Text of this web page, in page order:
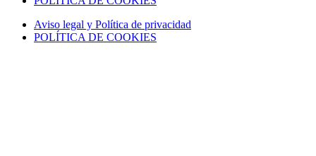
Aviso legal y Política de privacidad
POLÍTICA DE COOKIES